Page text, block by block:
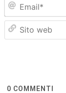
0 COMMENTI